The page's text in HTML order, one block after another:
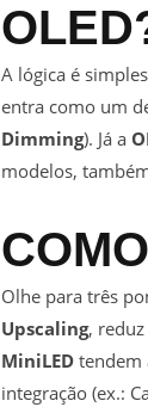
A lógica é
entra como um
Dimming). Já a
modelos,
Olhe para três
Upscaling,
MiniLED tendem
integração (ex.: